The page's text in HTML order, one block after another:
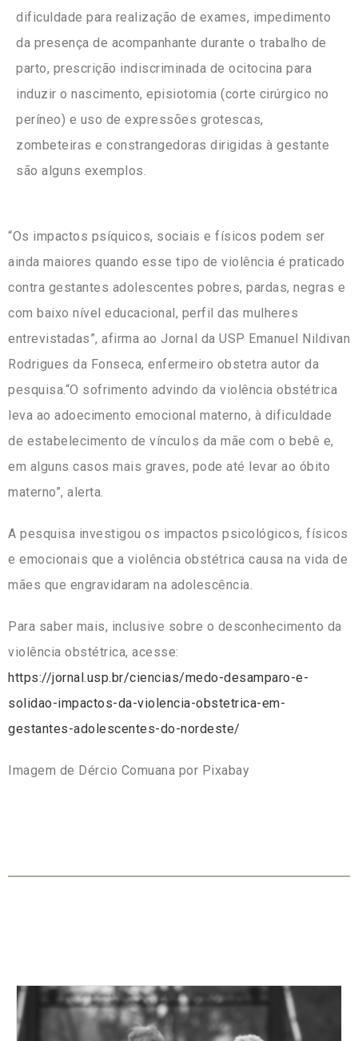
dificuldade para realização de exames, impedimento
da presença de acompanhante durante o trabalho de
parto, prescrição indiscriminada de ocitocina para
induzir o nascimento, episiotomia (corte cirúrgico no
períneo) e uso de expressões grotescas,
zombeteiras e constrangedoras dirigidas à gestante
são alguns exemplos.
“Os impactos psíquicos, sociais e físicos podem ser
ainda maiores quando esse tipo de violência é praticado
contra gestantes adolescentes pobres, pardas, negras e
com baixo nível educacional, perfil das mulheres
entrevistadas”, afirma ao Jornal da USP Emanuel Nildivan
Rodrigues da Fonseca, enfermeiro obstetra autor da
pesquisa.“O sofrimento advindo da violência obstétrica
leva ao adoecimento emocional materno, à dificuldade
de estabelecimento de vínculos da mãe com o bebê e,
em alguns casos mais graves, pode até levar ao óbito
materno”, alerta.
A pesquisa investigou os impactos psicológicos, físicos
e emocionais que a violência obstétrica causa na vida de
mães que engravidaram na adolescência.
Para saber mais, inclusive sobre o desconhecimento da
violência obstétrica, acesse:
https://jornal.usp.br/ciencias/medo-desamparo-e-
solidao-impactos-da-violencia-obstetrica-em-
gestantes-adolescentes-do-nordeste/
Imagem de Dércio Comuana por Pixabay